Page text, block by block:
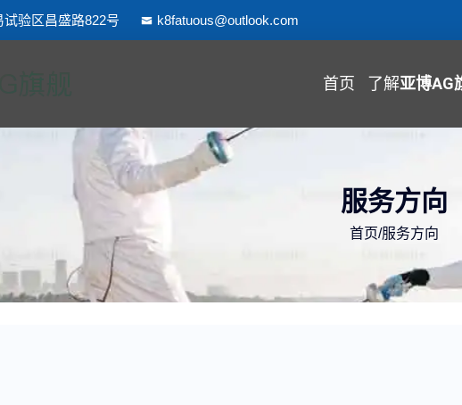
验区昌盛路822号 k8fatuous@outlook.com
首页 了解亚博AG
服务方向
首页/服务方向